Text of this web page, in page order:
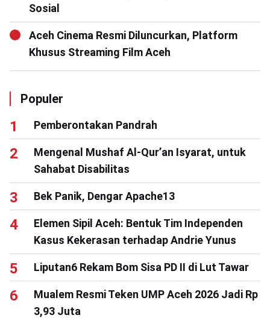
Sosial
Aceh Cinema Resmi Diluncurkan, Platform
Khusus Streaming Film Aceh
Populer
Pemberontakan Pandrah
Mengenal Mushaf Al-Qur’an Isyarat, untuk
Sahabat Disabilitas
Bek Panik, Dengar Apache13
Elemen Sipil Aceh: Bentuk Tim Independen
Kasus Kekerasan terhadap Andrie Yunus
Liputan6 Rekam Bom Sisa PD II di Lut Tawar
Mualem Resmi Teken UMP Aceh 2026 Jadi Rp
3,93 Juta